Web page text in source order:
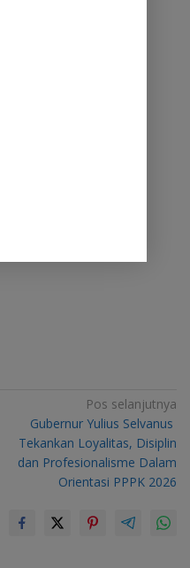
Pos selanjutnya
Gubernur Yulius Selvanus
Tekankan Loyalitas, Disiplin
dan Profesionalisme Dalam
Orientasi PPPK 2026